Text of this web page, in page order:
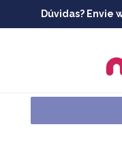
Dúvidas? Envie